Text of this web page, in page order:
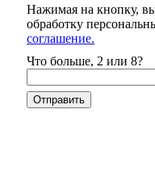
Нажимая на кнопку, вы
обработку
соглашение.
Что больше, 2 или 8?